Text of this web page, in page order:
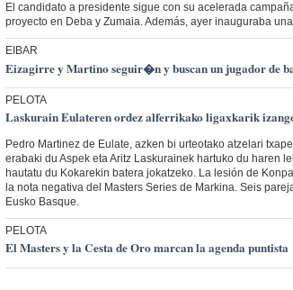
El candidato a presidente sigue con su acelerada
proyecto en Deba y Zumaia. Además, ayer inauguraba
EIBAR
Eizagirre y Martino seguir�n y buscan un jugador de
PELOTA
Laskurain Eulateren ordez alferrikako ligaxkarik
Pedro Martinez de Eulate, azken bi urteotako atzelari
erabaki du Aspek eta Aritz Laskurainek hartuko du haren
hautatu du Kokarekin batera jokatzeko. La lesión de
la nota negativa del Masters Series de Markina. Seis
Eusko Basque.
PELOTA
El Masters y la Cesta de Oro marcan la agenda puntista